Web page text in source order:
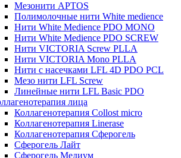
Мезонити APTOS
Полимолочные нити White medience
Нити White Medience PDO MONO
Нити White Medience PDO SCREW
Нити VICTORIA Screw PLLA
Нити VICTORIA Mono PLLA
Нити с насечками LFL 4D PDO PCL
Мезо нити LFL Screw
Линейные нити LFL Basic PDO
лица
Коллагенотерапия Collost micro
Коллагенотерапия Linerase
Коллагенотерапия Сферогель
Сферогель Лайт
Сферогель Медиум